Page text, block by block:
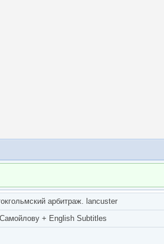
арбитраж. lancuster
+ English Subtitles